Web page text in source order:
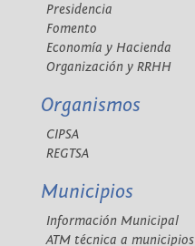
Presidencia
Fomento
Economía y Hacienda
Organización y RRHH
Organismos
CIPSA
REGTSA
Municipios
Información Municipal
ATM técnica a municipios